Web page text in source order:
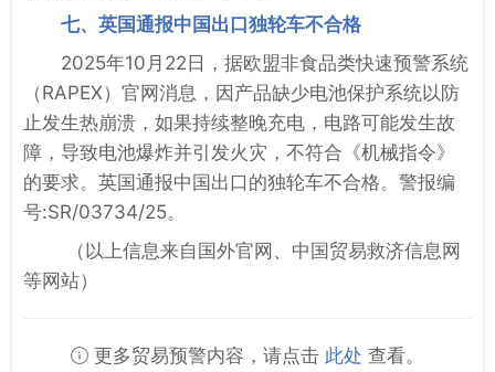
七、英国通报中国出口独轮车不合格
2025年10月22日，据欧盟非食品类快速预警系统
（RAPEX）官网消息，因产品缺少电池保护系统以防
止发生热崩溃，如果持续整晚充电，电路可能发生故
障，导致电池爆炸并引发火灾，不符合《机械指令》
的要求。英国通报中国出口的独轮车不合格。警报编
号:SR/03734/25。
（以上信息来自国外官网、中国贸易救济信息网
等网站）
更多贸易预警内容，请点击 此处 查看。